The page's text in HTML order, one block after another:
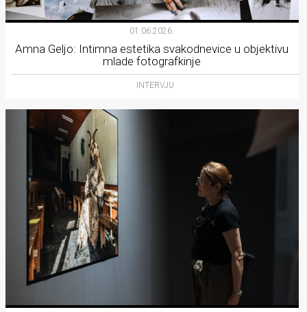
01.06.2026.
Amna Geljo: Intimna estetika svakodnevice u objektivu
mlade fotografkinje
INTERVJU